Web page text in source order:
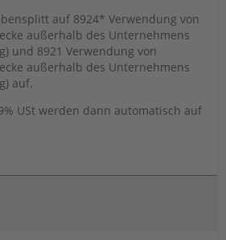
auf 8924* Verwendung von
außerhalb des Unternehmens
und 8921 Verwendung von
außerhalb des Unternehmens
auf.
USt werden dann automatisch auf